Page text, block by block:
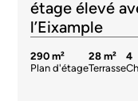
étage élevé
l’Eixample
290 m²
Plan d'étage
28 m²
Terrasse
4